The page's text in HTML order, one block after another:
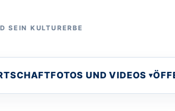
SEIN KULTURERBE
FOTOS UND VIDEOS